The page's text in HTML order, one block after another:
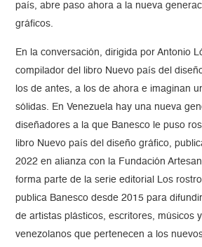
país, abre paso ahora a la nueva
gráficos.
En la conversación, dirigida por Antonio
compilador del libro Nuevo país del
los de antes, a los de ahora e imaginan
sólidas. En Venezuela hay una nueva
diseñadores a la que Banesco le puso
libro Nuevo país del diseño gráfico,
2022 en alianza con la Fundación
forma parte de la serie editorial Los
publica Banesco desde 2015 para
de artistas plásticos, escritores, músicos
venezolanos que pertenecen a los